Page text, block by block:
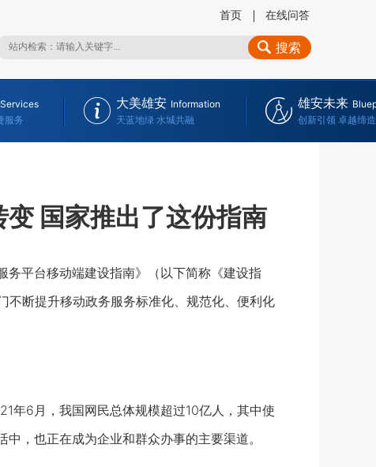
首页 在线问答
搜索
Services
服务
大美雄安 Information
天蓝地绿 水城共融
雄安未来
创新引领 卓越缔造
变 国家推出了这份指南
平台移动端建设指南》（以下简称《建设指
不断提升移动政务服务标准化、规范化、便利化
6月，我国网民总体规模超过10亿人，其中使
，也正在成为企业和群众办事的主要渠道。